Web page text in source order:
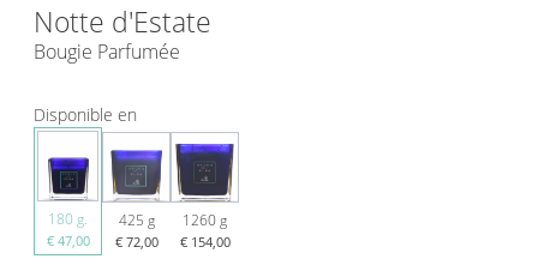
Notte d'Estate
Bougie Parfumée
Disponible en
180 g.
€ 47,00
425 g
€ 72,00
1260 g
€ 154,00